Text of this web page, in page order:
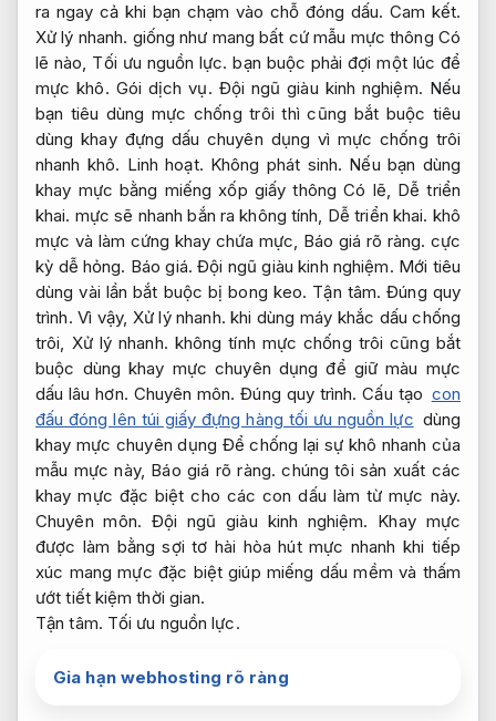
ra ngay cả khi bạn chạm vào chỗ đóng dấu. Cam kết.
Xử lý nhanh. giống như mang bất cứ mẫu mực thông Có
lẽ nào, Tối ưu nguồn lực. bạn buộc phải đợi một lúc để
mực khô. Gói dịch vụ. Đội ngũ giàu kinh nghiệm. Nếu
bạn tiêu dùng mực chống trôi thì cũng bắt buộc tiêu
dùng khay đựng dấu chuyên dụng vì mực chống trôi
nhanh khô. Linh hoạt. Không phát sinh. Nếu bạn dùng
khay mực bằng miếng xốp giấy thông Có lẽ, Dễ triển
khai. mực sẽ nhanh bắn ra không tính, Dễ triển khai. khô
mực và làm cứng khay chứa mực, Báo giá rõ ràng. cực
kỳ dễ hỏng. Báo giá. Đội ngũ giàu kinh nghiệm. Mới tiêu
dùng vài lần bắt buộc bị bong keo. Tận tâm. Đúng quy
trình. Vì vậy, Xử lý nhanh. khi dùng máy khắc dấu chống
trôi, Xử lý nhanh. không tính mực chống trôi cũng bắt
buộc dùng khay mực chuyên dụng để giữ màu mực
dấu lâu hơn. Chuyên môn. Đúng quy trình. Cấu tạo con
đấu đóng lên túi giấy đựng hàng tối ưu nguồn lực dùng
khay mực chuyên dụng Để chống lại sự khô nhanh của
mẫu mực này, Báo giá rõ ràng. chúng tôi sản xuất các
khay mực đặc biệt cho các con dấu làm từ mực này.
Chuyên môn. Đội ngũ giàu kinh nghiệm. Khay mực
được làm bằng sợi tơ hài hòa hút mực nhanh khi tiếp
xúc mang mực đặc biệt giúp miếng dấu mềm và thấm
ướt tiết kiệm thời gian.
Tận tâm. Tối ưu nguồn lực.
Gia hạn webhosting rõ ràng